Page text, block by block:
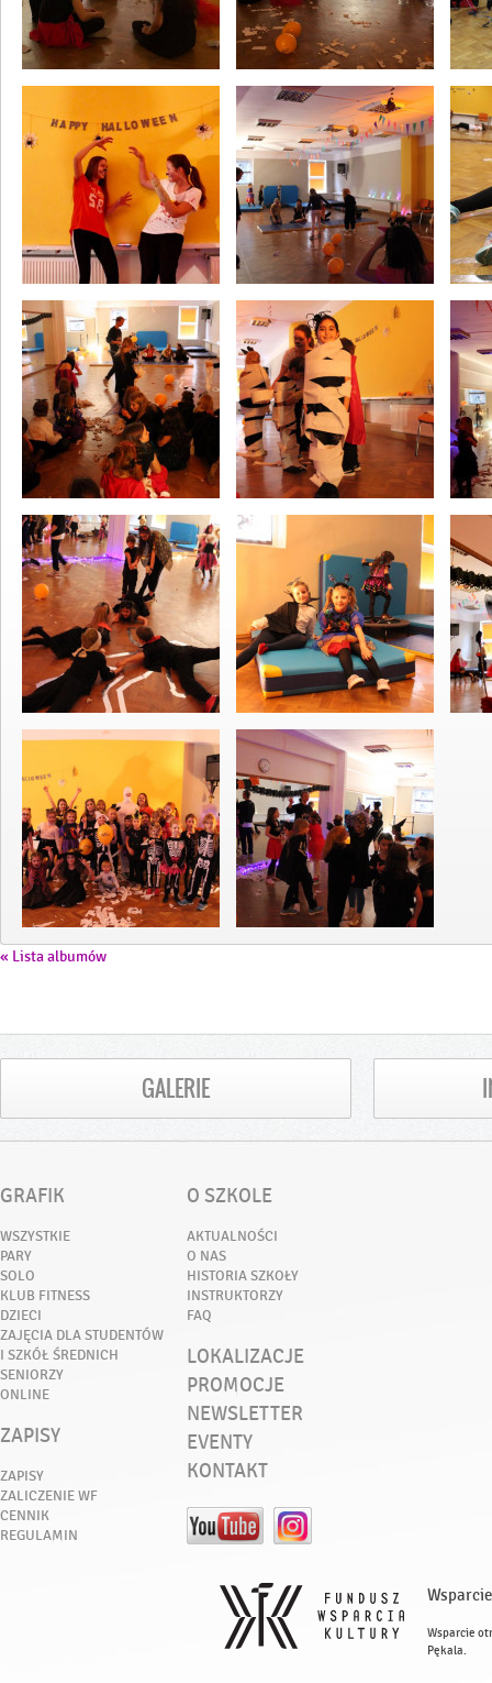
« Lista albumów
GALERIE
GRAFIK
WSZYSTKIE
PARY
SOLO
KLUB FITNESS
DZIECI
ZAJĘCIA DLA STUDENTÓW
I SZKÓŁ ŚREDNICH
SENIORZY
ONLINE
ZAPISY
ZAPISY
ZALICZENIE WF
CENNIK
REGULAMIN
O SZKOLE
AKTUALNOŚCI
O NAS
HISTORIA SZKOŁY
INSTRUKTORZY
FAQ
LOKALIZACJE
PROMOCJE
NEWSLETTER
EVENTY
KONTAKT
Wsparcie
Pękala.